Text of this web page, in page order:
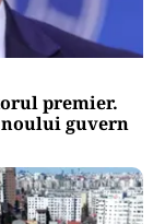
premier.
noului guvern